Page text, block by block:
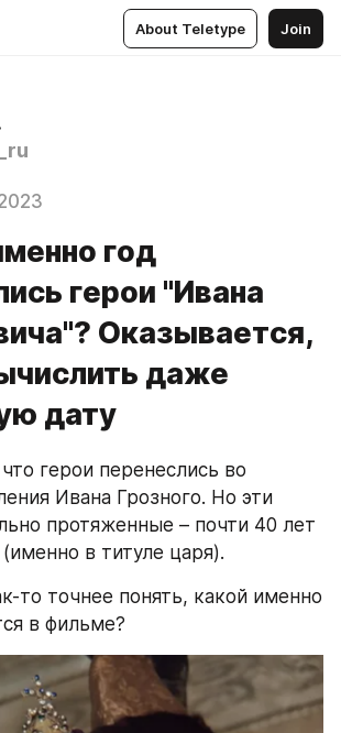
About Teletype Join
год
герои "Ивана
Оказывается,
даже
дату
герои перенеслись во
Ивана Грозного. Но эти
протяженные – почти 40 лет
в титуле царя).
то точнее понять, какой именно
в фильме?